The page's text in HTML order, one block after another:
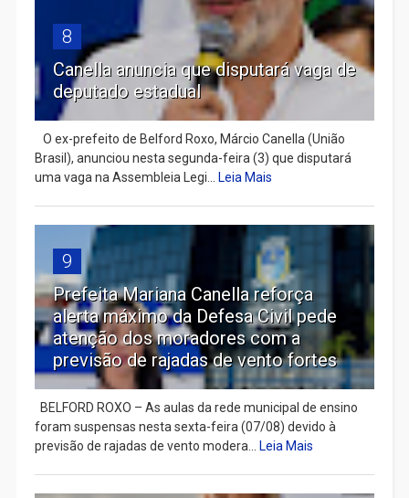
8
Canella anuncia que disputará vaga de
deputado estadual
​ O ex-prefeito de Belford Roxo, Márcio Canella (União
Brasil), anunciou nesta segunda-feira (3) que disputará
uma vaga na Assembleia Legi... Leia Mais
9
Prefeita Mariana Canella reforça
alerta máximo da Defesa Civil pede
atenção dos moradores com a
previsão de rajadas de vento fortes
BELFORD ROXO – As aulas da rede municipal de ensino
foram suspensas nesta sexta-feira (07/08) devido à
previsão de rajadas de vento modera... Leia Mais